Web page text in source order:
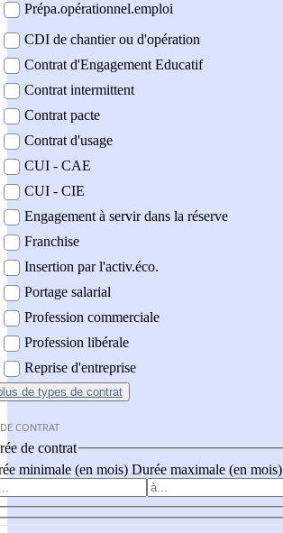
Prépa.opérationnel.emploi
CDI de chantier ou d'opération
Contrat d'Engagement Educatif
Contrat intermittent
Contrat pacte
Contrat d'usage
CUI - CAE
CUI - CIE
Engagement à servir dans la réserve
Franchise
Insertion par l'activ.éco.
Portage salarial
Profession commerciale
Profession libérale
Reprise d'entreprise
de types de contrat
CONTRAT
de contrat
minimale (en mois) Durée maximale (en mois)